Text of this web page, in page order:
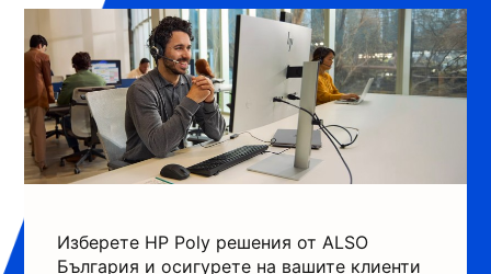
Изберете HP Poly решения от ALSO
България и осигурете на вашите клиенти